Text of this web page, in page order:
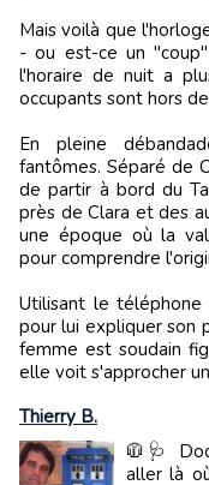
Mais voilà que
- ou est-ce un
l'horaire de nuit a
occupants sont hors
En pleine
fantômes. Séparé de
de partir à bord du
près de Clara et des
une époque où la
pour comprendre
Utilisant le
pour lui expliquer son
femme est soudain
elle voit s'approcher
Thierry B.
🧥🩺
aller là